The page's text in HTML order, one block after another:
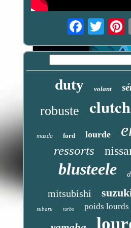
duty volant
robuste clutch
mazda ford lourde
ressorts
blusteele
mitsubishi
subaru turbo poids lourds